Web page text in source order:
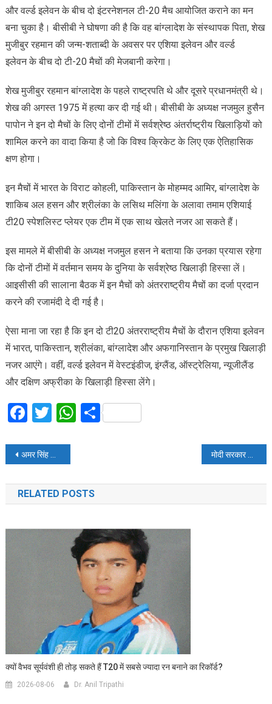
और वर्ल्ड इलेवन के बीच दो इंटरनेशनल टी-20 मैच आयोजित कराने का मन
बना चुका है। बीसीबी ने घोषणा की है कि वह बांग्लादेश के संस्थापक पिता, शेख
मुजीबुर रहमान की जन्म-शताब्दी के अवसर पर एशिया इलेवन और वर्ल्ड
इलेवन के बीच दो टी-20 मैचों की मेजबानी करेगा।
शेख मुजीबुर रहमान बांग्लादेश के पहले राष्ट्रपति थे और दूसरे प्रधानमंत्री थे।
शेख की अगस्त 1975 में हत्या कर दी गई थी। बीसीबी के अध्यक्ष नजमुल हुसैन
पापोन ने इन दो मैचों के लिए दोनों टीमों में सर्वश्रेष्ठ अंतर्राष्ट्रीय खिलाड़ियों को
शामिल करने का वादा किया है जो कि विश्व क्रिकेट के लिए एक ऐतिहासिक
क्षण होगा।
इन मैचों में भारत के विराट कोहली, पाकिस्तान के मोहम्मद आमिर, बांग्लादेश के
शाकिब अल हसन और श्रीलंका के लसिथ मलिंगा के अलावा तमाम एशियाई
टी20 स्पेशलिस्ट प्लेयर एक टीम में एक साथ खेलते नजर आ सकते हैं।
इस मामले में बीसीबी के अध्यक्ष नजमुल हसन ने बताया कि उनका प्रयास रहेगा
कि दोनों टीमों में वर्तमान समय के दुनिया के सर्वश्रेष्ठ खिलाड़ी हिस्सा लें।
आइसीसी की सालाना बैठक में इन मैचों को अंतरराष्ट्रीय मैचों का दर्जा प्रदान
करने की रजामंदी दे दी गई है।
ऐसा माना जा रहा है कि इन दो टी20 अंतरराष्ट्रीय मैचों के दौरान एशिया इलेवन
में भारत, पाकिस्तान, श्रीलंका, बांग्लादेश और अफगानिस्तान के प्रमुख खिलाड़ी
नजर आएंगे। वहीं, वर्ल्ड इलेवन में वेस्टइंडीज, इंग्लैंड, ऑस्ट्रेलिया, न्यूजीलैंड
और दक्षिण अफ्रीका के खिलाड़ी हिस्सा लेंगे।
Facebook
Twitter
WhatsApp
Share
Post
navigation
अमर सिंह बोले- जया अपने पति से कहें ‘जुम्मा चुम्मा दे दे’ न करें…
RELATED POSTS
क्यों वैभव सूर्यवंशी ही तोड़ सकते हैं T20 में सबसे ज्यादा रन बनाने का रिकॉर्ड?
2026-08-06 Dr. Anil Tripathi